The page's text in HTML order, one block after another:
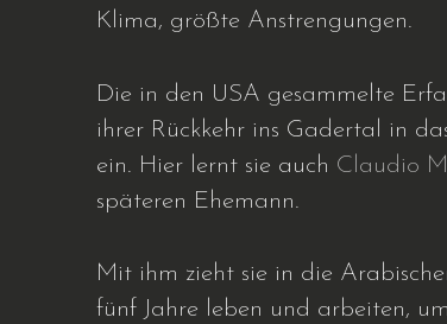
Klima, größte Anstrengungen.
Die in den USA gesammelte
ihrer Rückkehr ins Gadertal in
ein. Hier lernt sie auch Claudio
späteren Ehemann.
Mit ihm zieht sie in die
fünf Jahre leben und arbeiten,